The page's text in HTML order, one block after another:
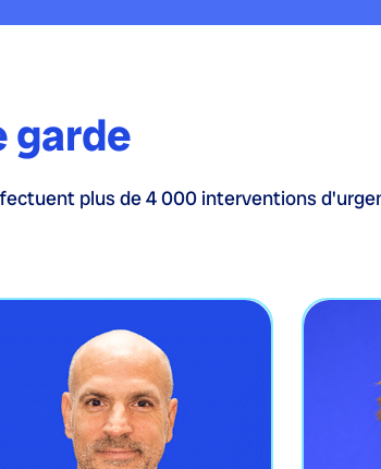
garde
plus de 4 000 interventions